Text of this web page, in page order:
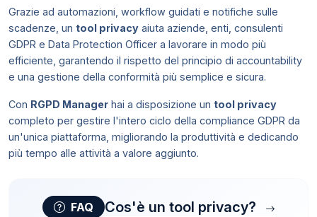
Grazie ad automazioni, workflow guidati e notifiche sulle
scadenze, un tool privacy aiuta aziende, enti, consulenti
GDPR e Data Protection Officer a lavorare in modo più
efficiente, garantendo il rispetto del principio di accountability
e una gestione della conformità più semplice e sicura.
Con RGPD Manager hai a disposizione un tool privacy
completo per gestire l'intero ciclo della compliance GDPR da
un'unica piattaforma, migliorando la produttività e dedicando
più tempo alle attività a valore aggiunto.
FAQ Cos'è un tool privacy?